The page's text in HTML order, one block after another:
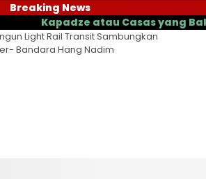
Breaking News
Kapadze atau Casas yang Bakal
Light Rail Transit Sambungkan
Bandara Hang Nadim